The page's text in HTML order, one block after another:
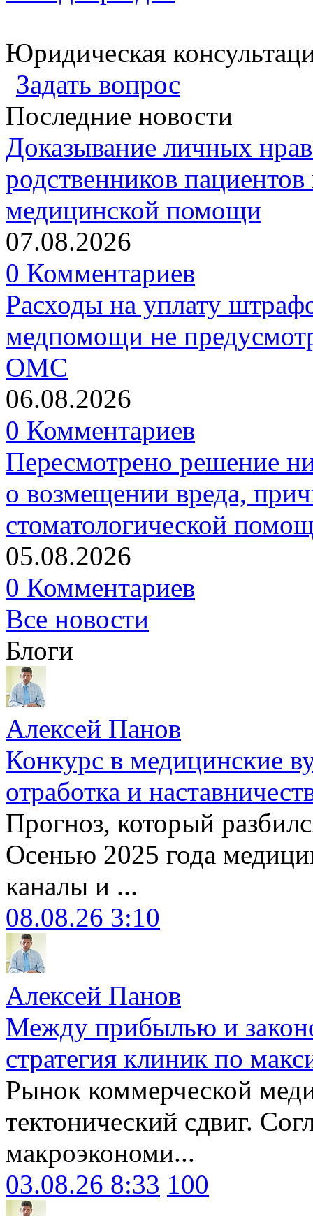
Юридическая
Задать вопрос
Последние новости
Доказывание личных
родственников
медицинской помощи
07.08.2026
0 Комментариев
Расходы на уплату
медпомощи не
ОМС
06.08.2026
0 Комментариев
Пересмотрено решение
о возмещении вреда,
стоматологической
05.08.2026
0 Комментариев
Все новости
Блоги
Алексей Панов
Конкурс в медицинские
отработка и
Прогноз, который
Осенью 2025 года
каналы и ...
08.08.26 3:10
Алексей Панов
Между прибылью и
стратегия клиник по
Рынок коммерческой
тектонический сдвиг.
макроэкономи...
03.08.26 8:33 100